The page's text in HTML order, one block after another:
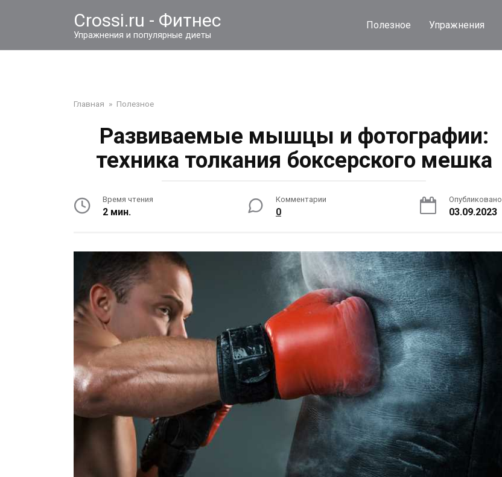
Crossi.ru - Фитнес
Упражнения и популярные диеты
Полезное Упражнения
Главная » Полезное
Развиваемые мышцы и фотографии:
техника толкания боксерского мешка
Время чтения
2 мин.
Комментарии
0
Опубликовано
03.09.2023